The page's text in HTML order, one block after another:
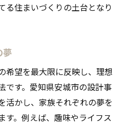
る住まいづくりの土台となり
夢
希望を最大限に反映し、理想
です。愛知県安城市の設計事
活かし、家族それぞれの夢を
す。例えば、趣味やライフス